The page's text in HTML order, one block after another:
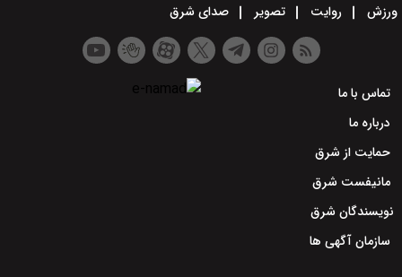
ورزش
روایت تصویر صدای شرق
تماس با ما
درباره ما
حمایت از شرق
مانیفست شرق
نویسندگان شرق
سازمان آگهی ها